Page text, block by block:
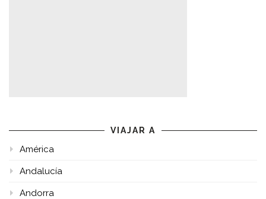
VIAJAR A
América
Andalucía
Andorra